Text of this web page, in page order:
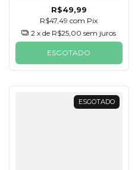
R$49,99
R$47,49com Pix
2 x de R$25,00 sem juros
ESGOTADO
ESGOTADO